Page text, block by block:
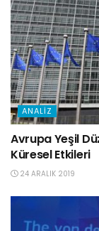
ANALIZ
Avrupa Yeşil
Küresel Etkileri
24 ARALIK 2019